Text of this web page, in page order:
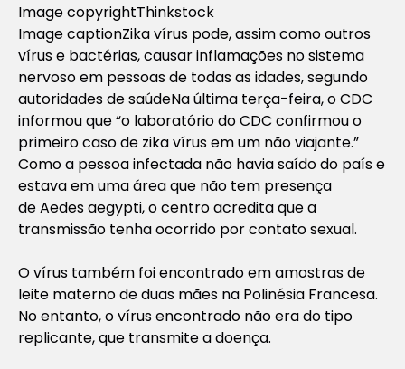
Image copyrightThinkstock
Image captionZika vírus pode, assim como outros
vírus e bactérias, causar inflamações no sistema
nervoso em pessoas de todas as idades, segundo
autoridades de saúdeNa última terça-feira, o CDC
informou que “o laboratório do CDC confirmou o
primeiro caso de zika vírus em um não viajante.”
Como a pessoa infectada não havia saído do país e
estava em uma área que não tem presença
deAedes aegypti,o centro acredita que a
transmissão tenha ocorrido por contato sexual.
O vírus também foi encontrado em amostras de
leite materno de duas mães na Polinésia Francesa.
No entanto, o vírus encontrado não era do tipo
replicante, que transmite a doença.